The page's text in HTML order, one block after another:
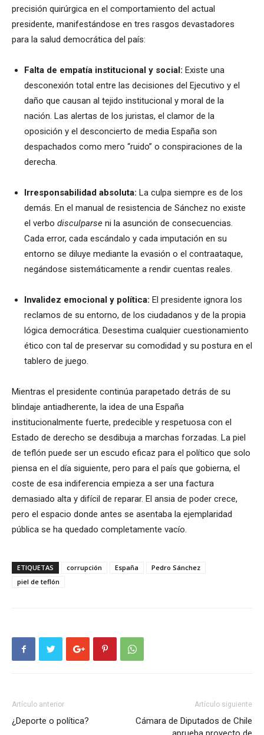
precisión quirúrgica en el comportamiento del actual
presidente, manifestándose en tres rasgos devastadores
para la salud democrática del país:
Falta de empatía institucional y social: Existe una
desconexión total entre las decisiones del Ejecutivo y el
daño que causan al tejido institucional y moral de la
nación. Las alertas de los juristas, el clamor de la
oposición y el desconcierto de media España son
despachados como mero “ruido” o conspiraciones de la
derecha.
Irresponsabilidad absoluta: La culpa siempre es de los
demás. En el manual de resistencia de Sánchez no existe
el verbo disculparse ni la asunción de consecuencias.
Cada error, cada escándalo y cada imputación en su
entorno se diluye mediante la evasión o el contraataque,
negándose sistemáticamente a rendir cuentas reales.
Invalidez emocional y política: El presidente ignora los
reclamos de su entorno, de los ciudadanos y de la propia
lógica democrática. Desestima cualquier cuestionamiento
ético con tal de preservar su comodidad y su postura en el
tablero de juego.
Mientras el presidente continúa parapetado detrás de su
blindaje antiadherente, la idea de una España
institucionalmente fuerte, predecible y respetuosa con el
Estado de derecho se desdibuja a marchas forzadas. La piel
de teflón puede ser un escudo eficaz para el político que solo
piensa en el día siguiente, pero para el país que gobierna, el
coste de esa indiferencia empieza a ser una factura
demasiado alta y difícil de reparar. El ansia de poder crece,
pero el espacio donde antes se asentaba la ejemplaridad
pública se ha quedado completamente vacío.
ETIQUETAS corrupción España
Pedro Sánchez
piel de teflón
Artículo anterior
¿Deporte o política?
Artículo siguiente
Cámara de Diputados de Chile